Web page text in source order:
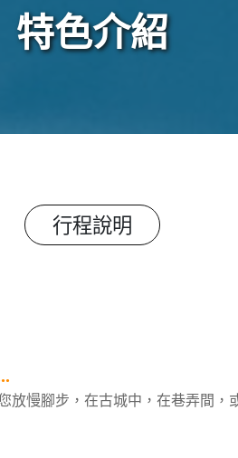
特色介紹
行程說明
慢腳步，在古城中，在巷弄間，